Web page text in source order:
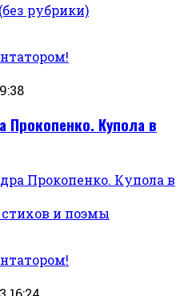
рубрики)
Прокопенко. Купола в
и поэмы